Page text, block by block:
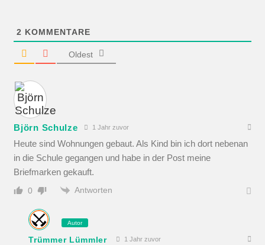
2 KOMMENTARE
Oldest
Björn Schulze 1 Jahr zuvor
Heute sind Wohnungen gebaut. Als Kind bin ich dort nebenan
in die Schule gegangen und habe in der Post meine
Briefmarken gekauft.
0 Antworten
Autor
Trümmer Lümmler 1 Jahr zuvor